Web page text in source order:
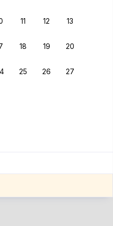
11 12 13
18 19 20
25 26 27